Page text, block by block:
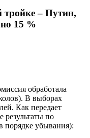
тройке – Путин,
15 %
обработала
В выборах
Как передает
по
убывания):